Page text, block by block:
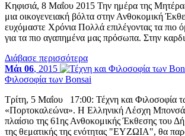
Κηφισιά, 8 Μαΐου 2015 Την ημέρα της
μια οικογενειακή βόλτα στην Ανθοκομική
ευχόμαστε Χρόνια Πολλά επιλέγοντας τα πιο
για τα πιο αγαπημένα μας πρόσωπα. Στην
Διάβασε περισσότερα
Μάι 06, 2015
Φιλοσοφία των Bonsai
Τρίτη, 5 Μαΐου 17:00: Τέχνη και Φιλοσοφία
«Πορτοκαλεώνα». Η Ελληνική Λέσχη
πλαίσιο της 61ης Ανθοκομικής Έκθεσης του
της θεματικής της ενότητας "ΕΥΖΩΙΑ", θα